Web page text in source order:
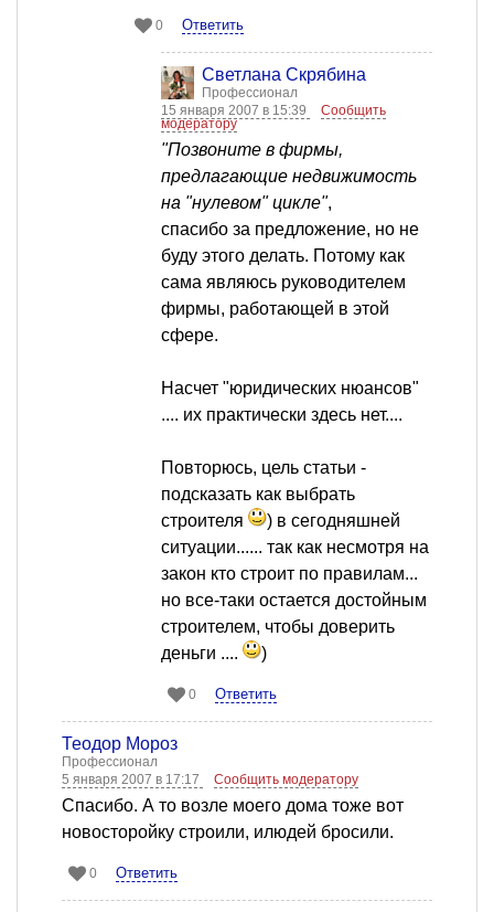
0 Ответить
Светлана Скрябина
Профессионал
15 января 2007 в 15:39
Сообщить
модератору
"Позвоните в фирмы,
предлагающие недвижимость
на "нулевом" цикле",
спасибо за предложение, но не
буду этого делать. Потому как
сама являюсь руководителем
фирмы, работающей в этой
сфере.
Насчет "юридических нюансов"
.... их практически здесь нет....
Повторюсь, цель статьи -
подсказать как выбрать
строителя
) в сегодняшней
ситуации...... так как несмотря на
закон кто строит по правилам...
но все-таки остается достойным
строителем, чтобы доверить
деньги ....
)
0 Ответить
Теодор Мороз
Профессионал
5 января 2007 в 17:17
Сообщить модератору
Спасибо. А то возле моего дома тоже вот
новосторойку строили, илюдей бросили.
0 Ответить